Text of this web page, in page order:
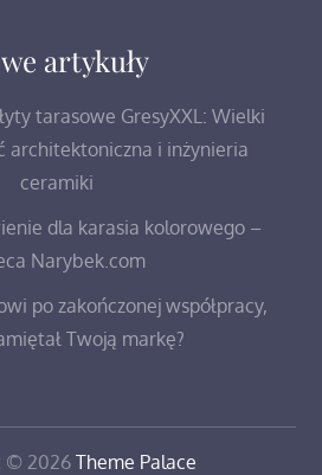
artykuły
tarasowe GresyXXL: Wielki
architektoniczna i inżynieria
ceramiki
dla karasia kolorowego –
Narybek.com
po zakończonej współpracy,
Twoją markę?
© 2026Theme Palace